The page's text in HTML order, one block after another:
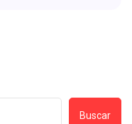
Buscar